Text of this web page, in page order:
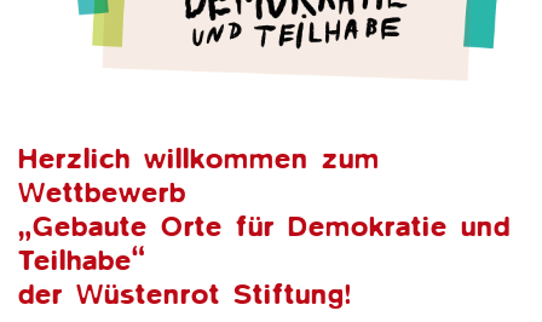
Herzlich willkommen zum
Wettbewerb
„Gebaute Orte für Demokratie und
Teilhabe“
der Wüstenrot Stiftung!